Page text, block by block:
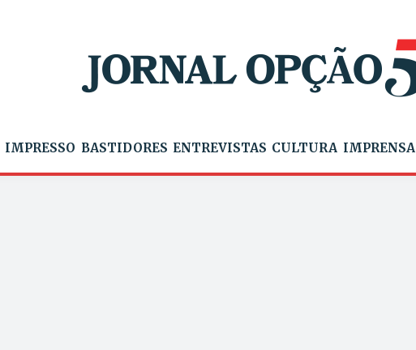
IMPRESSO BASTIDORES ENTREVISTAS CULTURA IMPRENSA